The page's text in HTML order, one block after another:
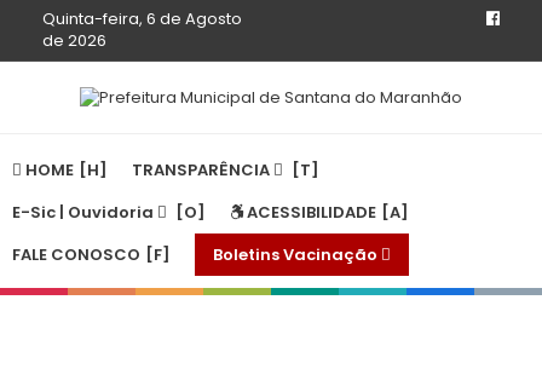
Quinta-feira, 6 de Agosto
de 2026
HOME
TRANSPARÊNCIA
E-Sic | Ouvidoria
ACESSIBILIDADE
FALE CONOSCO
Boletins Vacinação